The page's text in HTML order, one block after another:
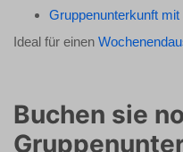
Gruppenunterkunft
Ideal für einen
Buchen sie